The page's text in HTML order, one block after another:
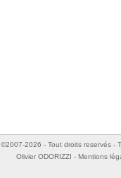
©2007-2026 - Tout droits reservés -
Olivier ODORIZZI - Mentions